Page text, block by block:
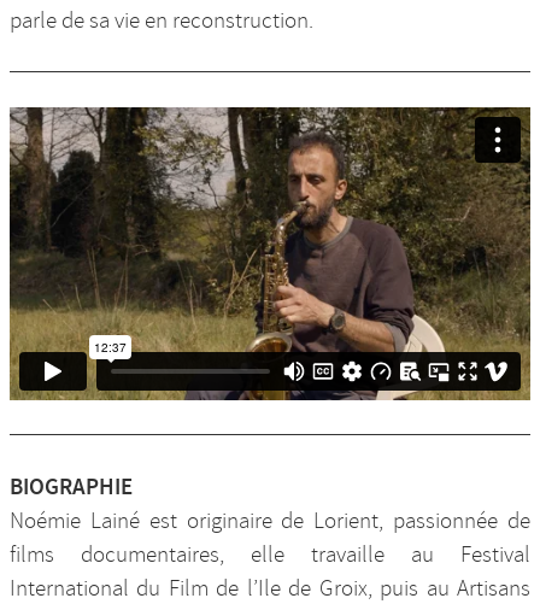
parle de sa vie en reconstruction.
BIOGRAPHIE
Noémie Lainé est originaire de Lorient, passionnée de
films documentaires, elle travaille au Festival
International du Film de l’Ile de Groix, puis au Artisans